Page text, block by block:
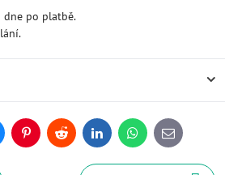
dne po platbě.
PinterestReddit LinkedInWhatsApp
E-
mail